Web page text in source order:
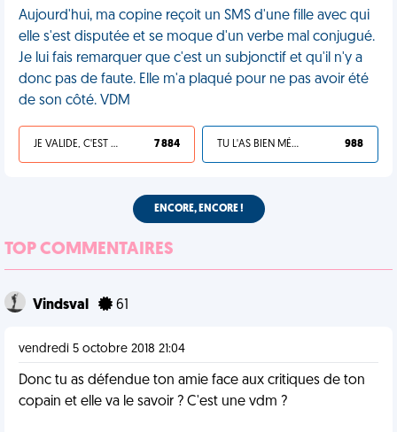
Aujourd'hui, ma copine reçoit un SMS d'une fille avec qui
elle s'est disputée et se moque d'un verbe mal conjugué.
Je lui fais remarquer que c'est un subjonctif et qu'il n'y a
donc pas de faute. Elle m'a plaqué pour ne pas avoir été
de son côté. VDM
JE VALIDE, C'EST UNE VDM 7 884 TU L'AS BIEN MÉRITÉ 988
ENCORE, ENCORE !
TOP COMMENTAIRES
Vindsval 61
vendredi 5 octobre 2018 21:04
Donc tu as défendue ton amie face aux critiques de ton
copain et elle va le savoir ? C'est une vdm ?